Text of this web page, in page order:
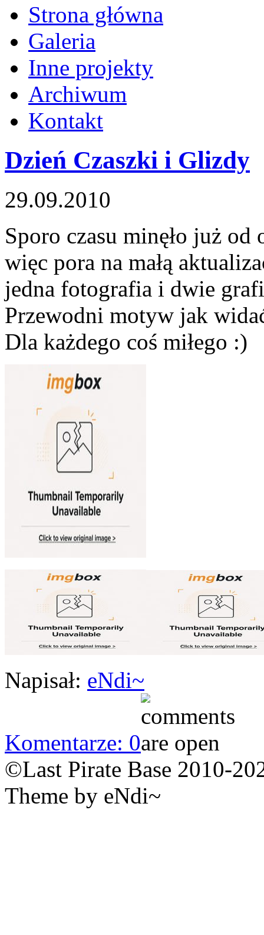
Strona główna
Galeria
Inne projekty
Archiwum
Kontakt
Dzień Czaszki i Glizdy
29.09.2010
Sporo czasu minęło już
więc pora na małą
jedna fotografia i dwie
Przewodni motyw jak
Dla każdego coś miłego :)
Napisał: eNdi~
Komentarze: 0
©Last Pirate Base 2010-
Theme by eNdi~